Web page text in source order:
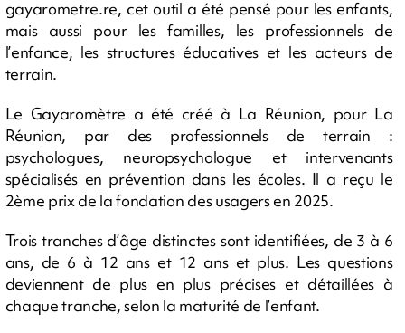
gayarometre.re, cet outil a été pensé pour les enfants,
mais aussi pour les familles, les professionnels de
l’enfance, les structures éducatives et les acteurs de
terrain.
Le Gayaromètre a été créé à La Réunion, pour La
Réunion, par des professionnels de terrain :
psychologues, neuropsychologue et intervenants
spécialisés en prévention dans les écoles. Il a reçu le
2ème prix de la fondation des usagers en 2025.
Trois tranches d’âge distinctes sont identifiées, de 3 à 6
ans, de 6 à 12 ans et 12 ans et plus. Les questions
deviennent de plus en plus précises et détaillées à
chaque tranche, selon la maturité de l’enfant.